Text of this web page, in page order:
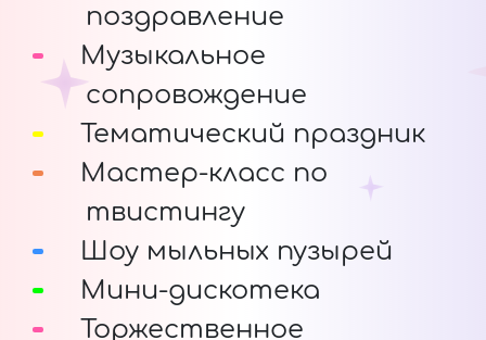
поздравление
Музыкальное
сопровождение
Тематический праздник
Мастер-класс по
твистингу
Шоу мыльных пузырей
Мини-дискотека
Торжественное